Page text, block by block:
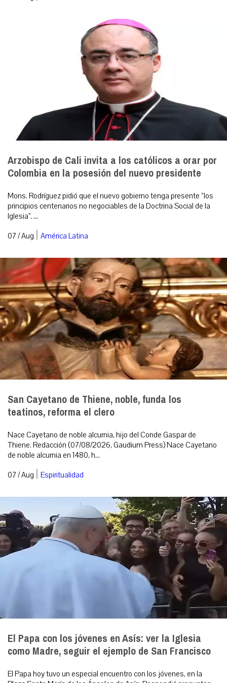
Arzobispo de Cali invita a los católicos a orar por
Colombia en la posesión del nuevo presidente
Mons. Rodríguez pidió que el nuevo gobierno tenga presente “los
principios centenarios no negociables de la Doctrina Social de la
Iglesia”. ...
07 / Aug | América Latina
San Cayetano de Thiene, noble, funda los
teatinos, reforma el clero
Nace Cayetano de noble alcurnia, hijo del Conde Gaspar de
Thiene. Redacción (07/08/2026, Gaudium Press) Nace Cayetano
de noble alcurnia en 1480, h...
07 / Aug | Espiritualidad
El Papa con los jóvenes en Asís: ver la Iglesia
como Madre, seguir el ejemplo de San Francisco
El Papa hoy tuvo un especial encuentro con los jóvenes, en la